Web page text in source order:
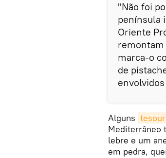
"Não foi
península
Oriente
remontam
marca-o
de
Alguns
Mediterrâneo
lebre e um
em pedra,